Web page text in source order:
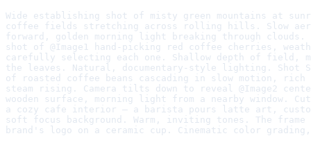
Wide establishing shot of misty green mountains at
coffee fields stretching across rolling hills. Slow
forward, golden morning light breaking through clouds.
shot of @Image1 hand-picking red coffee cherries,
carefully selecting each one. Shallow depth of field,
the leaves. Natural, documentary-style lighting. Shot
of roasted coffee beans cascading in slow motion, rich
steam rising. Camera tilts down to reveal @Image2
wooden surface, morning light from a nearby window. Cut
a cozy cafe interior — a barista pours latte art,
soft focus background. Warm, inviting tones. The